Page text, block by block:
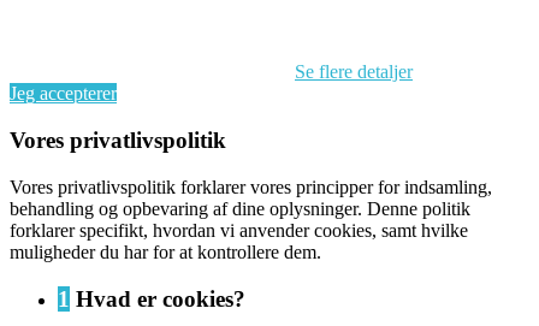
Se flere detaljer
Jeg accepterer
Vores privatlivspolitik
Vores privatlivspolitik forklarer vores principper for indsamling,
behandling og opbevaring af dine oplysninger. Denne politik
forklarer specifikt, hvordan vi anvender cookies, samt hvilke
muligheder du har for at kontrollere dem.
1 Hvad er cookies?